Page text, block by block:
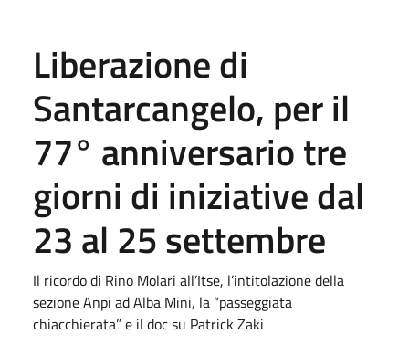
Liberazione di
Santarcangelo, per il
77° anniversario tre
giorni di iniziative dal
23 al 25 settembre
Il ricordo di Rino Molari all’Itse, l’intitolazione della
sezione Anpi ad Alba Mini, la “passeggiata
chiacchierata” e il doc su Patrick Zaki